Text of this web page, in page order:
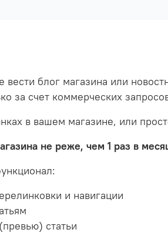
блог магазина или
за счет коммерческих
в вашем магазине, или
не реже, чем 1 раз в
и навигации
статьи